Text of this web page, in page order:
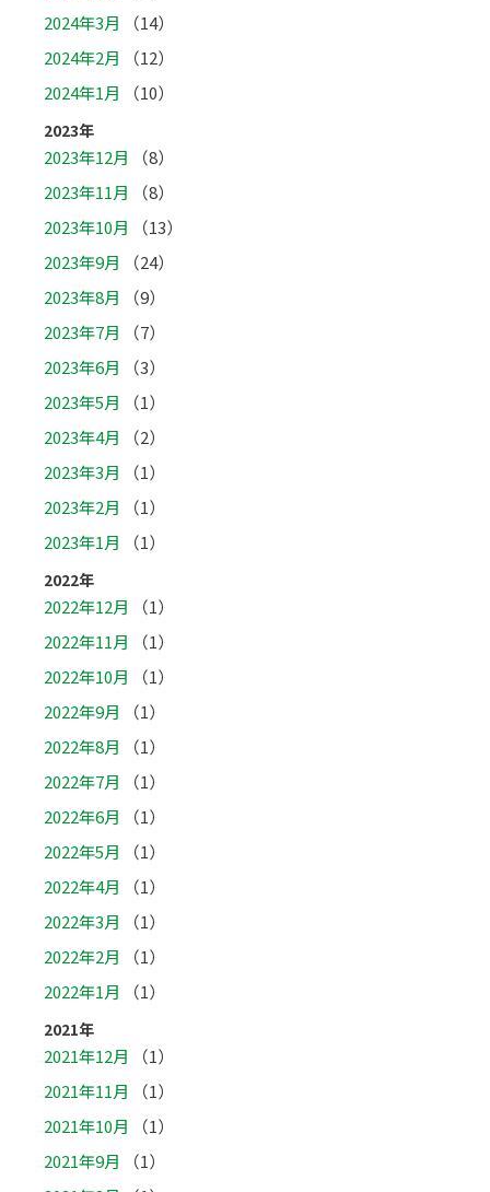
2024年3月
（14）
2024年2月
（12）
2024年1月
（10）
2023年
2023年12月
（8）
2023年11月
（8）
2023年10月
（13）
2023年9月
（24）
2023年8月
（9）
2023年7月
（7）
2023年6月
（3）
2023年5月
（1）
2023年4月
（2）
2023年3月
（1）
2023年2月
（1）
2023年1月
（1）
2022年
2022年12月
（1）
2022年11月
（1）
2022年10月
（1）
2022年9月
（1）
2022年8月
（1）
2022年7月
（1）
2022年6月
（1）
2022年5月
（1）
2022年4月
（1）
2022年3月
（1）
2022年2月
（1）
2022年1月
（1）
2021年
2021年12月
（1）
2021年11月
（1）
2021年10月
（1）
2021年9月
（1）